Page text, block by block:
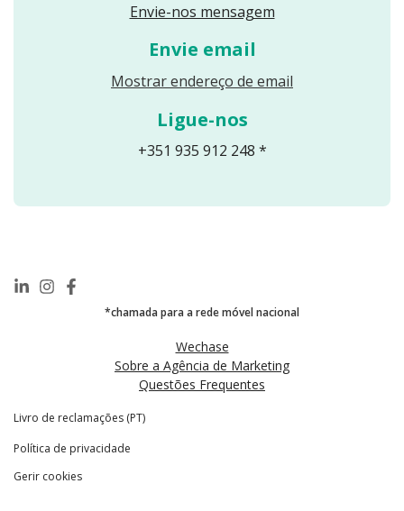
Envie-nos mensagem
Envie email
Mostrar endereço de email
Ligue-nos
+351 935 912 248 *
*chamada para a rede móvel nacional
Wechase
Sobre a Agência de Marketing
Questões Frequentes
Livro de reclamações (PT)
Política de privacidade
Gerir cookies